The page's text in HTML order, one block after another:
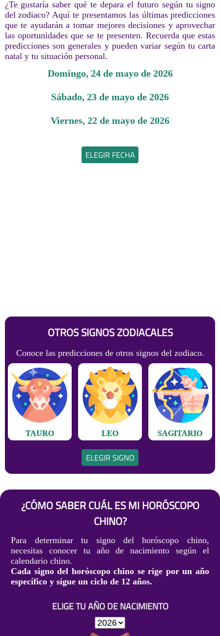
¿Te gustaría saber qué te depara el futuro según tu signo
del zodiaco? Aquí te presentamos las últimas predicciones
que te ayudarán a tomar mejores decisiones y aprovechar
las oportunidades que se te presenten. Recuerda que estas
predicciones son generales y pueden variar según tu carta
natal y tu situación personal.
domingo, 24 de mayo de 2026
sábado, 23 de mayo de 2026
viernes, 22 de mayo de 2026
ELEGIR FECHA
OTROS SIGNOS ZODIACALES
Conoce las predicciones de otros signos del zodiaco.
TAURO LEO SAGITARIO
ELEGIR SIGNO
¿CÓMO SABER CUÁL ES MI HORÓSCOPO
CHINO?
Para determinar tu signo del horóscopo chino,
necesitas conocer tu año de nacimiento según el
calendario chino.
Cada signo del horóscopo chino se rige por un año
específico y sigue un ciclo de 12 años.
ELIGE TU AÑO DE NACIMIENTO